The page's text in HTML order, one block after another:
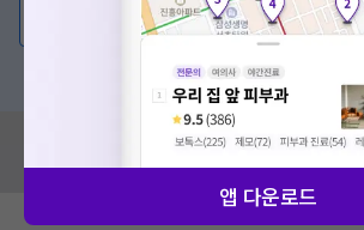
💬 무엇이든 물어보세요
혹은, 의료상담 서비스에 다양한 게시
혹시 잘못된 병원정보가 있나요?
모두닥 팀에 알려주세요!
앱 다운로드